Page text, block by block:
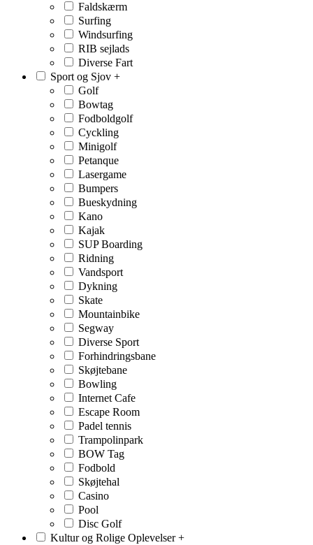
Faldskærm
Surfing
Windsurfing
RIB sejlads
Diverse Fart
Sport og Sjov +
Golf
Bowtag
Fodboldgolf
Cyckling
Minigolf
Petanque
Lasergame
Bumpers
Bueskydning
Kano
Kajak
SUP Boarding
Ridning
Vandsport
Dykning
Skate
Mountainbike
Segway
Diverse Sport
Forhindringsbane
Skøjtebane
Bowling
Internet Cafe
Escape Room
Padel tennis
Trampolinpark
BOW Tag
Fodbold
Skøjtehal
Casino
Pool
Disc Golf
Kultur og Rolige Oplevelser+